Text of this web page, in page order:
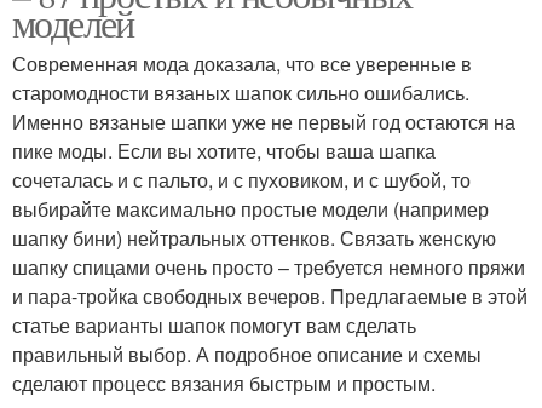
моделей
Современная мода доказала, что все уверенные в
старомодности вязаных шапок сильно ошибались.
Именно вязаные шапки уже не первый год остаются на
пике моды. Если вы хотите, чтобы ваша шапка
сочеталась и с пальто, и с пуховиком, и с шубой, то
выбирайте максимально простые модели (например
шапку бини) нейтральных оттенков. Связать женскую
шапку спицами очень просто – требуется немного пряжи
и пара-тройка свободных вечеров. Предлагаемые в этой
статье варианты шапок помогут вам сделать
правильный выбор. А подробное описание и схемы
сделают процесс вязания быстрым и простым.